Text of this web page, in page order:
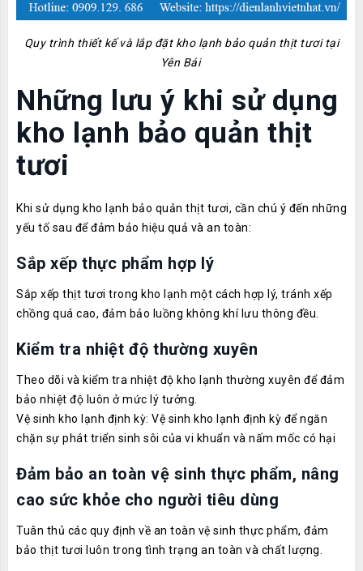
Quy trình thiết kế và lắp đặt kho lạnh bảo quản thịt tươi tại
Yên Bái
Những lưu ý khi sử dụng
kho lạnh bảo quản thịt
tươi
Khi sử dụng kho lạnh bảo quản thịt tươi, cần chú ý đến những
yếu tố sau để đảm bảo hiệu quả và an toàn:
Sắp xếp thực phẩm hợp lý
Sắp xếp thịt tươi trong kho lạnh một cách hợp lý, tránh xếp
chồng quá cao, đảm bảo luồng không khí lưu thông đều.
Kiểm tra nhiệt độ thường xuyên
Theo dõi và kiểm tra nhiệt độ kho lạnh thường xuyên để đảm
bảo nhiệt độ luôn ở mức lý tưởng.
Vệ sinh kho lạnh định kỳ: Vệ sinh kho lạnh định kỳ để ngăn
chặn sự phát triển sinh sôi của vi khuẩn và nấm mốc có hại
Đảm bảo an toàn vệ sinh thực phẩm, nâng
cao sức khỏe cho người tiêu dùng
Tuân thủ các quy định về an toàn vệ sinh thực phẩm, đảm
bảo thịt tươi luôn trong tình trạng an toàn và chất lượng.